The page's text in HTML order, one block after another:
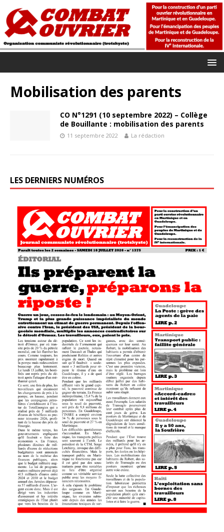
Mobilisation des parents
CO N°1291 (10 septembre 2022) – Collège
de Bouillante : mobilisation des parents
11 septembre 2022 La rédaction
LES DERNIERS NUMÉROS